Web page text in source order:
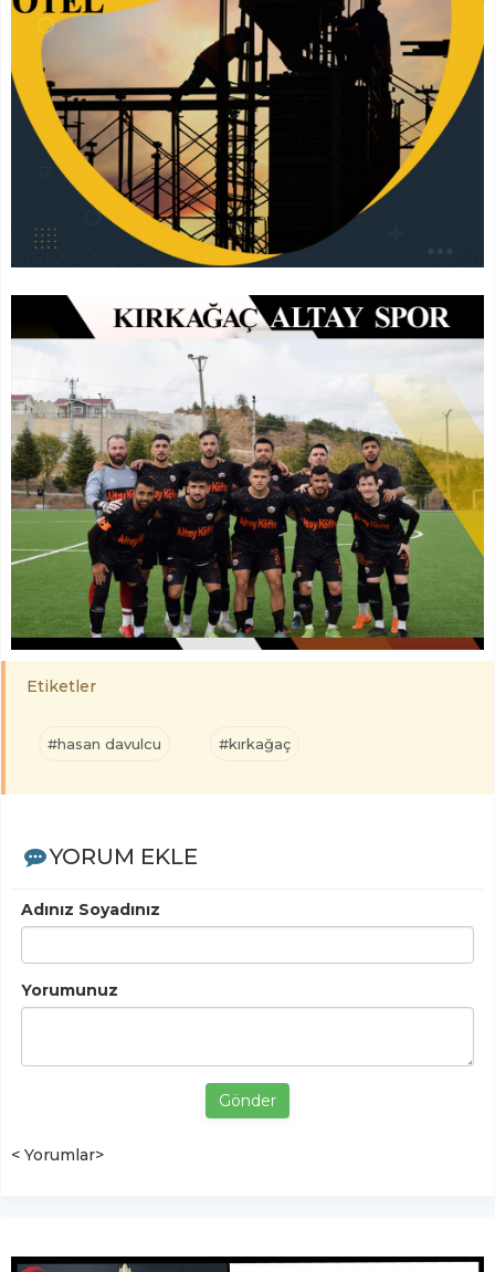
Etiketler
#hasan davulcu #kırkağaç
YORUM EKLE
Adınız Soyadınız
Yorumunuz
Gönder
< Yorumlar>